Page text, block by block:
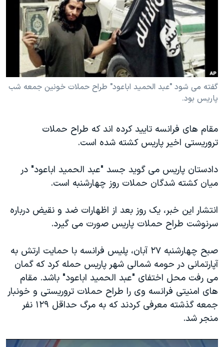
فرهنگ و زندگی
حقوق شهروندی
اقتصادی
علم و فناوری
اسرائیل در جنگ
گالری عکس
مستندها
انتخابات ریاست جمهوری آمریکا ۲۰۲۴
حمله جمهوری اسلامی به اسرائیل
رمز مهسا
ورزش زنان در ایران
اعتراضات زن، زندگی، آزادی
تریبونال مردمی آبان ۹۸
چهل سال گروگان‌گیری
قانون شفافیت دارائی کادر رهبری ایران
اعتراضات مردمی آبان ۹۸
اسرائیل در جنگ
همایش محافظه‌کاران آمریکا «سی‌پک»
صفحه‌های ویژه
سفر پرزیدنت ترامپ به چین
دنبال کنید
زبانهای مختلف
گفته می شود "عبد الحمید اباعود" طراح حملات خونین جمعه شب
پاریس بود.
مقام های فرانسه تایید کرده اند که طراح حملات
تروریستی اخیر پاریس کشته شده است.
دادستان پاریس می گوید جسد "عبد الحمید اباعود" در
میان کشته شدگان حملات روز چهارشنبه است.
انتشار این خبر، یک روز بعد از اظهارات ضد و نقیض درباره
سرنوشت طراح حملات پاریس صورت می گیرد.
صبح چهارشنبه ۲۷ آبان، پلیس فرانسه با حمایت ارتش به
آپارتمانی در حومه شمالی شهر پاریس حمله کرد که گمان
می رفت محل اختفای "عبد الحمید اباعود" باشد. مقام
های امنیتی فرانسه وی را طراح حملات تروریستی و خونبار
جمعه گذشته معرفی کردند که به مرگ حداقل ۱۲۹ نفر
منجر شد.